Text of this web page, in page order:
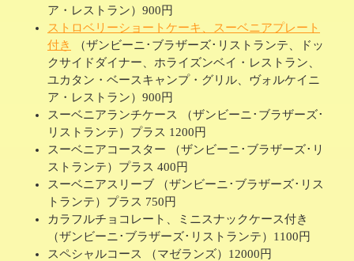
ア・レストラン）900円
ストロベリーショートケーキ、スーベニアプレート
付き
（ザンビーニ･ブラザーズ･リストランテ、ドッ
クサイドダイナー、ホライズンベイ・レストラン、
ユカタン・ベースキャンプ・グリル、ヴォルケイニ
ア・レストラン）900円
スーベニアランチケース （ザンビーニ･ブラザーズ･
リストランテ）プラス 1200円
スーベニアコースター （ザンビーニ･ブラザーズ･リ
ストランテ）プラス 400円
スーベニアスリーブ （ザンビーニ･ブラザーズ･リス
トランテ）プラス 750円
カラフルチョコレート、ミニスナックケース付き
（ザンビーニ･ブラザーズ･リストランテ）1100円
スペシャルコース （マゼランズ）12000円